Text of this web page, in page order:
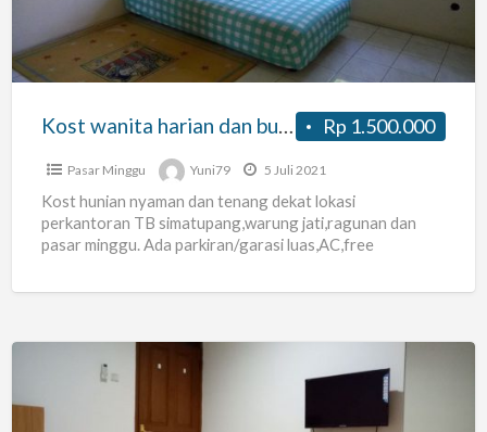
bulanan
Rp 1.500.000
Kost wanita harian dan bulanan
Pasar Minggu Yuni79 5 Juli 2021
Kost hunian nyaman dan tenang dekat lokasi
perkantoran TB simatupang,warung jati,ragunan dan
pasar minggu. Ada parkiran/garasi luas,AC,free